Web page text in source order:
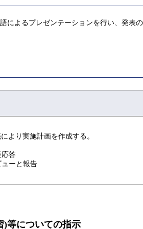
によるプレゼンテーションを行い、発表
より実施計画を作成する。
応答
ーと報告
)等についての指示